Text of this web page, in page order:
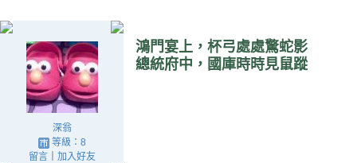
深翁
等級：8
留言｜ 加入好友
鴻門宴上，杯弓處處驚蛇影
總統府中，國庫時時見鼠蹤